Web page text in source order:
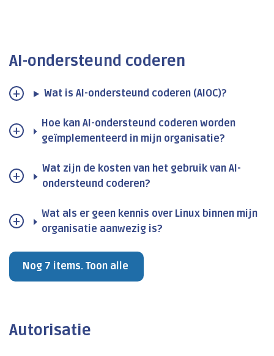
AI-ondersteund coderen
Wat is AI-ondersteund coderen (AIOC)?
Hoe kan AI-ondersteund coderen worden
geïmplementeerd in mijn organisatie?
Wat zijn de kosten van het gebruik van AI-
ondersteund coderen?
Wat als er geen kennis over Linux binnen mijn
organisatie aanwezig is?
Nog 7 items. Toon alle
Autorisatie